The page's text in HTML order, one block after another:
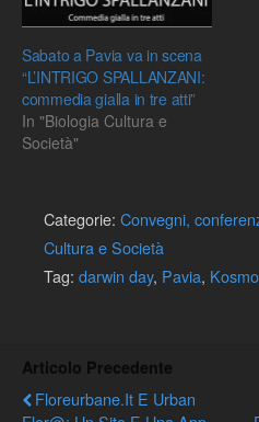
Sabato a Pavia va in scena
“L’INTRIGO SPALLANZANI:
commedia gialla in tre atti”
In "Biologia Cultura e
Società"
Categorie: Convegni,
Cultura e Società
Tag: darwin day, Pavia,
Articolo Precedente
Floreurbane.it E Urban